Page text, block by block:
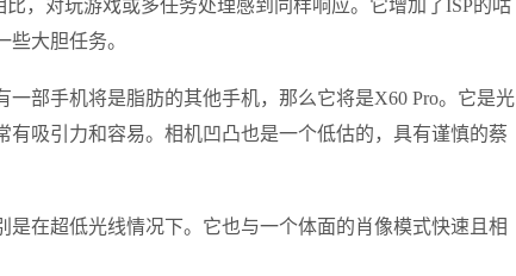
比，对玩游戏或多任务处理感到同样响应。它增加了ISP的咕
大胆任务。
部手机将是脂肪的其他手机，那么它将是X60 Pro。它是光
吸引力和容易。相机凹凸也是一个低估的，具有谨慎的蔡
在超低光线情况下。它也与一个体面的肖像模式快速且相